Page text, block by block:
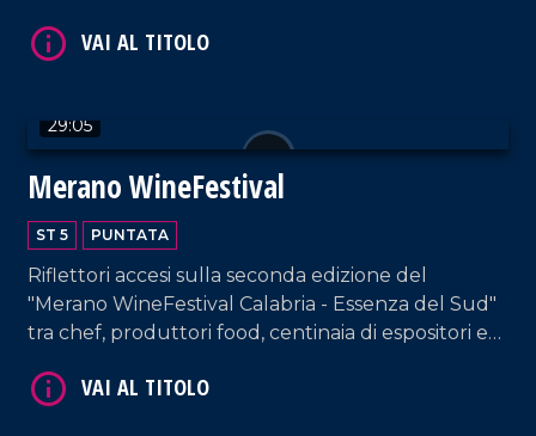
XIV nel cuore del Vaticano.
29:05
Merano WineFestival
ST 5 PUNTATA
Riflettori accesi sulla seconda edizione del
"Merano WineFestival Calabria - Essenza del Sud"
tra chef, produttori food, centinaia di espositori e